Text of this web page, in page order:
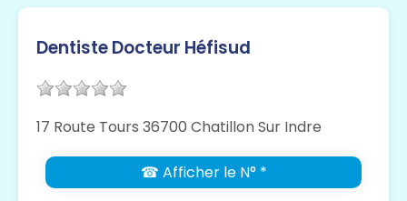
Dentiste Docteur Héfisud
17 Route Tours 36700 Chatillon Sur Indre
☎ Afficher le N° *